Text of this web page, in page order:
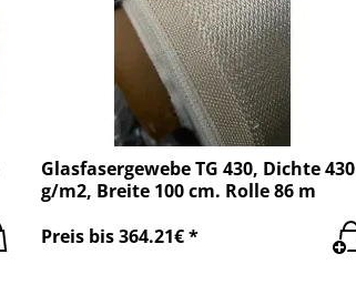
Glasfasergewebe TG 430, Dichte 430
g/m2, Breite 100 cm. Rolle 86 m
Preis bis 364.21€ *